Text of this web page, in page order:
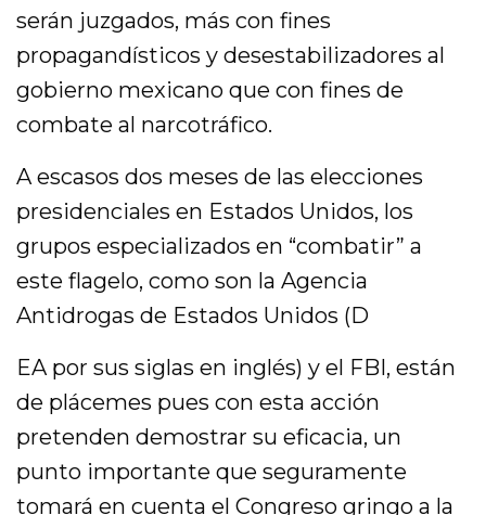
serán juzgados, más con fines
propagandísticos y desestabilizadores al
gobierno mexicano que con fines de
combate al narcotráfico.
A escasos dos meses de las elecciones
presidenciales en Estados Unidos, los
grupos especializados en “combatir” a
este flagelo, como son la Agencia
Antidrogas de Estados Unidos (D
EA por sus siglas en inglés) y el FBI, están
de plácemes pues con esta acción
pretenden demostrar su eficacia, un
punto importante que seguramente
tomará en cuenta el Congreso gringo a la